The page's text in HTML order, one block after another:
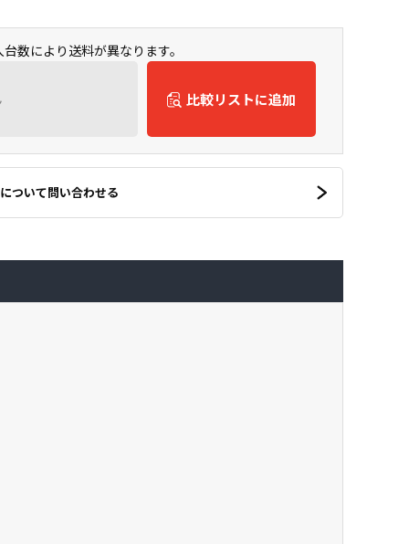
により送料が異なります。
比較リストに追加
ついて問い合わせる